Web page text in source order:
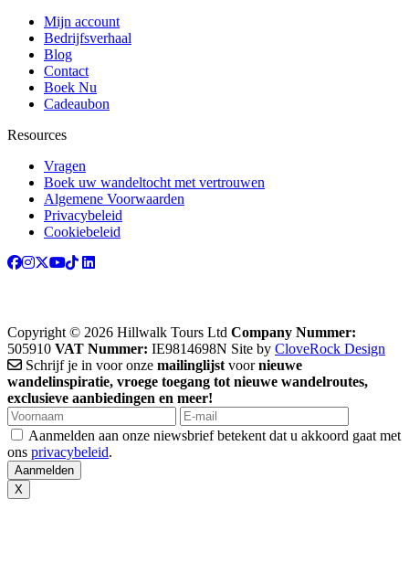
Mijn account
Bedrijfsverhaal
Blog
Contact
Boek Nu
Cadeaubon
Resources
Vragen
Boek uw wandeltocht met vertrouwen
Algemene Voorwaarden
Privacybeleid
Cookiebeleid
Copyright © 2026 Hillwalk Tours Ltd Company Nummer:
505910 VAT Nummer: IE9814698N Site by CloveRock Design
Schrijf je in voor onze mailinglijstvoornieuwe
wandelinspiratie, vroege toegang tot nieuwe wandelroutes,
exclusieve aanbiedingen en meer!
Aanmelden aan onze niewsbrief betekent dat u akkoord gaat met
ons privacybeleid.
X